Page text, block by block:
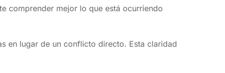
comprender mejor lo que está ocurriendo
en lugar de un conflicto directo. Esta claridad